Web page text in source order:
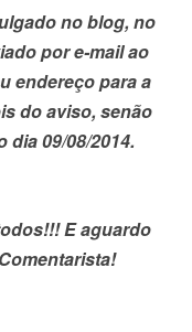
no blog, no
por e-mail ao
endereço para a
do aviso, senão
09/08/2014.
E aguardo